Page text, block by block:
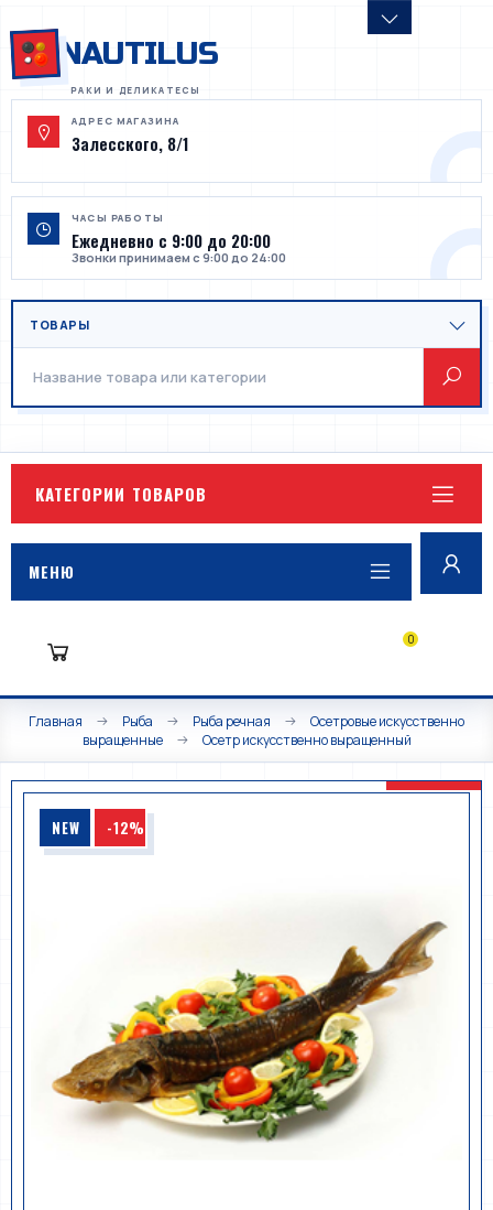
NAUTILUS
АДРЕС МАГАЗИНА
Залесского, 8/1
ЧАСЫ РАБОТЫ
Ежедневно с 9:00 до 20:00
Звонки принимаем с 9:00 до 24:00
КАТЕГОРИИ ТОВАРОВ
МЕНЮ
0
Главная Рыба Рыба речная
Осетровые искусственно
выращенные
Осетр искусственно выращенный
NEW -12%